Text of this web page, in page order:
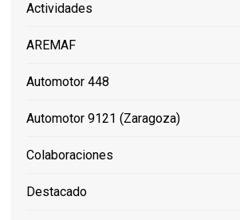
Actividades
AREMAF
Automotor 448
Automotor 9121 (Zaragoza)
Colaboraciones
Destacado